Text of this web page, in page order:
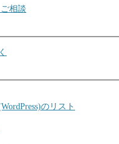
相談
のリスト